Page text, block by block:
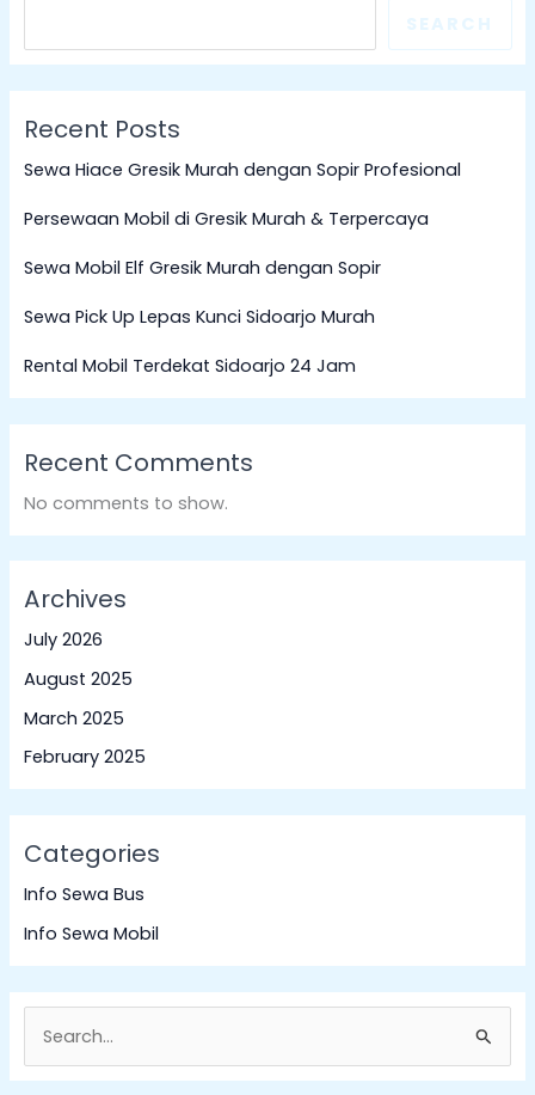
SEARCH
Recent Posts
Sewa Hiace Gresik Murah dengan Sopir Profesional
Persewaan Mobil di Gresik Murah & Terpercaya
Sewa Mobil Elf Gresik Murah dengan Sopir
Sewa Pick Up Lepas Kunci Sidoarjo Murah
Rental Mobil Terdekat Sidoarjo 24 Jam
Recent Comments
No comments to show.
Archives
July 2026
August 2025
March 2025
February 2025
Categories
Info Sewa Bus
Info Sewa Mobil
e